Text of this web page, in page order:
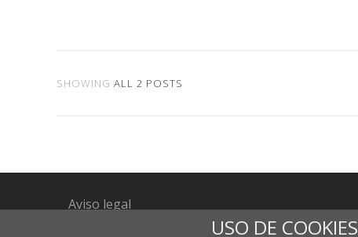
USO DE COOKIES
SHOWING ALL 2 POSTS
Aviso legal